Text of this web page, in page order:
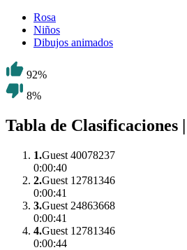
Rosa
Niños
Dibujos animados
92%
8%
Tabla de Clasificaciones
1.Guest 40078237
0:00:40
2.Guest 12781346
0:00:41
3.Guest 24863668
0:00:41
4.Guest 12781346
0:00:44